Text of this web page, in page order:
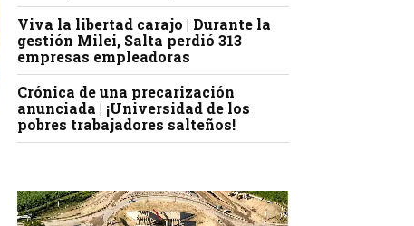
Viva la libertad carajo | Durante la
gestión Milei, Salta perdió 313
empresas empleadoras
Crónica de una precarización
anunciada | ¡Universidad de los
pobres trabajadores salteños!